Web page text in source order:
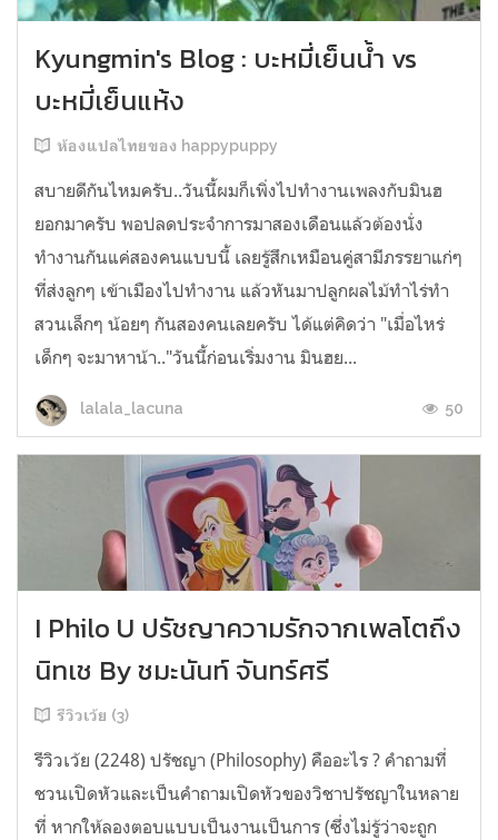
Kyungmin's Blog : บะหมี่เย็นน้ำ vs
บะหมี่เย็นแห้ง
ห้องแปลไทยของ happypuppy
สบายดีกันไหมครับ..วันนี้ผมก็เพิ่งไปทำงานเพลงกับมินฮ
ยอกมาครับ พอปลดประจำการมาสองเดือนแล้วต้องนั่ง
ทำงานกันแค่สองคนแบบนี้ เลยรู้สึกเหมือนคู่สามีภรรยาแก่ๆ
ที่ส่งลูกๆ เข้าเมืองไปทำงาน แล้วหันมาปลูกผลไม้ทำไร่ทำ
สวนเล็กๆ น้อยๆ กันสองคนเลยครับ ได้แต่คิดว่า "เมื่อไหร่
เด็กๆ จะมาหาน้า.."วันนี้ก่อนเริ่มงาน มินฮย...
lalala_lacuna 50
I Philo U ปรัชญาความรักจากเพลโตถึง
นิทเช By ชมะนันท์ จันทร์ศรี
รีวิวเว้ย (3)
รีวิวเว้ย (2248) ปรัชญา (Philosophy) คืออะไร ? คำถามที่
ชวนเปิดหัวและเป็นคำถามเปิดหัวของวิชาปรัชญาในหลาย
ที่ หากให้ลองตอบแบบเป็นงานเป็นการ (ซึ่งไม่รู้ว่าจะถูก